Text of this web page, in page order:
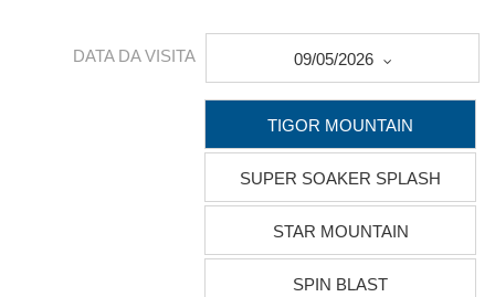
DATA DA VISITA 09/05/2026
TIGOR MOUNTAIN
SUPER SOAKER SPLASH
STAR MOUNTAIN
SPIN BLAST